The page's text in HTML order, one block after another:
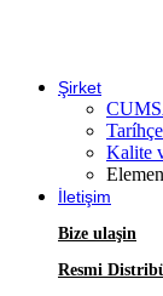
Şirket
Kalite
İletişim
Bize ulaşin
Resmi